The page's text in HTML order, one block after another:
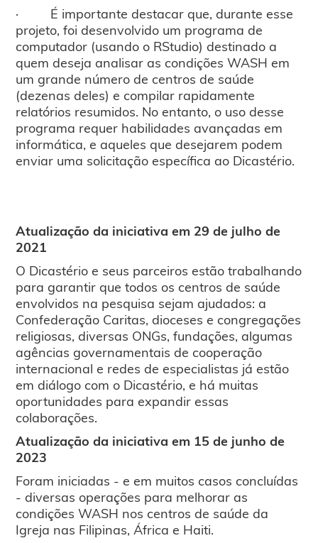
· É importante destacar que, durante esse
projeto, foi desenvolvido um programa de
computador (usando o RStudio) destinado a
quem deseja analisar as condições WASH em
um grande número de centros de saúde
(dezenas deles) e compilar rapidamente
relatórios resumidos. No entanto, o uso desse
programa requer habilidades avançadas em
informática, e aqueles que desejarem podem
enviar uma solicitação específica ao Dicastério.
Atualização da iniciativa em 29 de julho de
2021
O Dicastério e seus parceiros estão trabalhando
para garantir que todos os centros de saúde
envolvidos na pesquisa sejam ajudados: a
Confederação Caritas, dioceses e congregações
religiosas, diversas ONGs, fundações, algumas
agências governamentais de cooperação
internacional e redes de especialistas já estão
em diálogo com o Dicastério, e há muitas
oportunidades para expandir essas
colaborações.
Atualização da iniciativa em 15 de junho de
2023
Foram iniciadas - e em muitos casos concluídas
- diversas operações para melhorar as
condições WASH nos centros de saúde da
Igreja nas Filipinas, África e Haiti.